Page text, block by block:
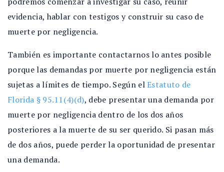
evidencia, hablar con testigos y construir su caso de
muerte por negligencia.
También es importante contactarnos lo antes posible
porque las demandas por muerte por negligencia están
sujetas a límites de tiempo. Según elEstatuto de
Florida § 95.11(4)(d), debe presentar una demanda por
muerte por negligencia dentro de los dos años
posteriores a la muerte de su ser querido. Si pasan más
de dos años, puede perder la oportunidad de presentar
una demanda.